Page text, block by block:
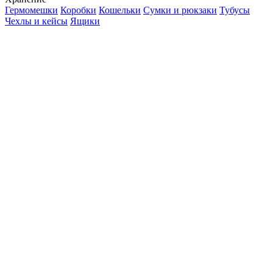
Гермомешки Коробки Кошельки Сумки и рюкзаки Тубусы
Чехлы и кейсы Ящики